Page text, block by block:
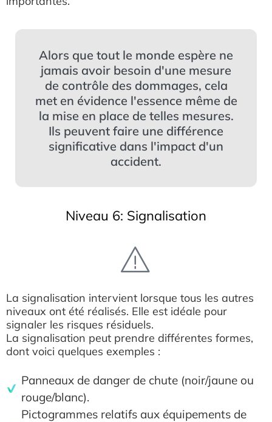
Alors que tout le monde espère ne
jamais avoir besoin d'une mesure
de contrôle des dommages, cela
met en évidence l'essence même de
la mise en place de telles mesures.
Ils peuvent faire une différence
significative dans l'impact d'un
accident.
Niveau 6: Signalisation
La signalisation intervient lorsque tous les autres
niveaux ont été réalisés. Elle est idéale pour
signaler les risques résiduels.
La signalisation peut prendre différentes formes,
dont voici quelques exemples :
Panneaux de danger de chute (noir/jaune ou
rouge/blanc).
Pictogrammes relatifs aux équipements de